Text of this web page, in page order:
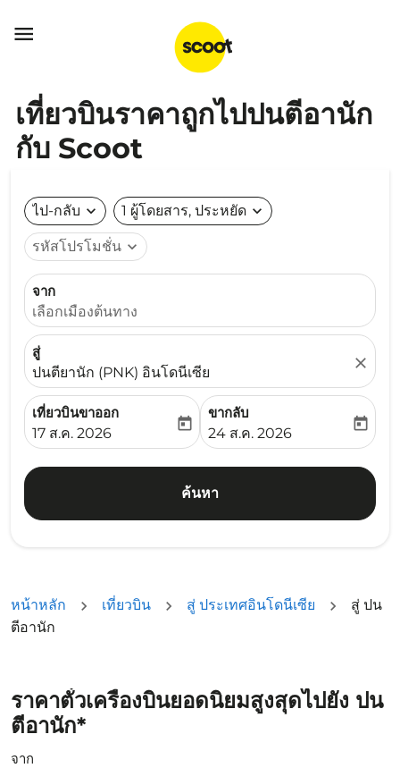

เที่ยวบินราคาถูกไปปนตีอานัก
กับ Scoot
ไป-กลับ expand_more 1 ผู้โดยสาร, ประหยัด expand_more
รหัสโปรโมชั่น expand_more
จาก
เลือกเมืองต้นทาง
สู่
ปนตียานัก (PNK) อินโดนีเซีย
close
เที่ยวบินขาออก
fc-booking-departure-date-aria-label
17 ส.ค. 2026
today
ขากลับ
fc-booking-return-date-
24 ส.ค. 2026
today
ค้นหา
หน้าหลัก เที่ยวบิน สู่ ประเทศอินโดนีเซีย
สู่ ปน
ตีอานัก
ราคาตั๋วเครื่องบินยอดนิยมสูงสุดไปยัง ปน
ตีอานัก*
จาก